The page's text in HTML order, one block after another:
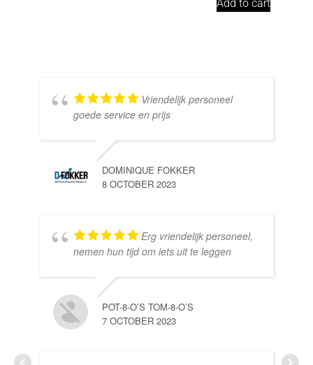
Add to cart
Vriendelijk personeel
goede service en prijs
DOMINIQUE FOKKER
8 OCTOBER 2023
Erg vriendelijk personeel,
nemen hun tijd om iets uit te leggen
POT-8-O’S TOM-8-O’S
7 OCTOBER 2023